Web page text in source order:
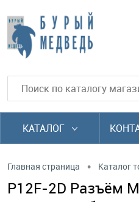
КАТАЛОГ
Главная страница • Каталог
P12F-2D Разъём